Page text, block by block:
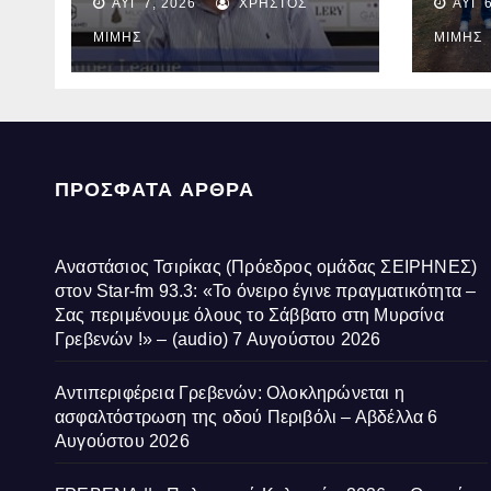
fm 93.3: «Το όνειρο
έγινε πραγματικότητα –
Σας περιμένουμε
Μυρσίνα Γρεβενών !» –
ΑΥΓ 7, 2026 ΧΡΉΣΤΟΣ
ΜΊΜΗΣ
ΑΥΓ
ΜΊΜΗΣ
ΠΡΌΣΦΑΤΑ ΆΡΘΡΑ
Αναστάσιος Τσιρίκας (Πρόεδρος ομάδας ΣΕΙΡΗΝΕΣ)
στον Star-fm 93.3: «Το όνειρο έγινε πραγματικότητα –
Σας περιμένουμε όλους το Σάββατο στη Μυρσίνα
Γρεβενών !» – (audio) 7 Αυγούστου 2026
Αντιπεριφέρεια Γρεβενών: Ολοκληρώνεται η
ασφαλτόστρωση της οδού Περιβόλι – Αβδέλλα 6
Αυγούστου 2026